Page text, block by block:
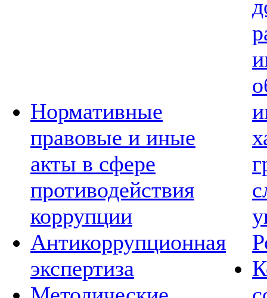
Нормативные
правовые и иные
акты в сфере
противодействия
коррупции
Антикоррупционная
экспертиза